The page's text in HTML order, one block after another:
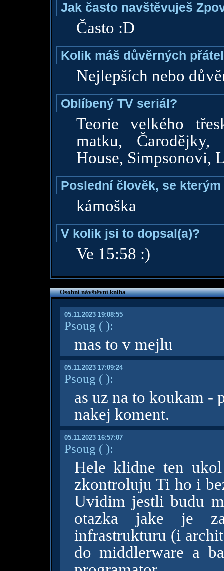
Jak často navštěvuješ
Často :D
Kolik máš důvěrných
Nejlepších nebo
Oblíbený TV seriál?
Teorie velkého
matku,
House, Simpsonovi,
Poslední člověk, se
kámoška
V kolik jsi to dopsal(a)?
Ve 15:58 :)
Osobní návštěvní kniha
05.11.2023 19:08:55
Psoug ( ):
mas to v mejlu
05.11.2023 17:09:24
Psoug ( ):
as uz na to koukam -
nakej koment.
05.11.2023 16:57:07
Psoug ( ):
Hele klidne ten
zkontroluju Ti ho i
Uvidim jestli budu
otazka jake je
infrastrukturu (i
do middlerware a